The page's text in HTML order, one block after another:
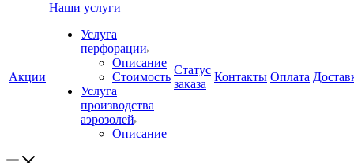
Акции
Наши услуги
Услуга
перфорации
Описание
Стоимость
Услуга
производства
аэрозолей
Описание
Статус
заказа
Контакты Оплата